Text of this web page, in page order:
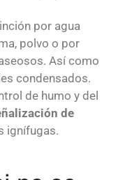
por agua
polvo o por
Así como
condensados.
de humo y del
de
ignífugas.